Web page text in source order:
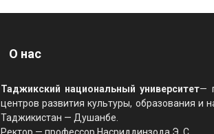
О нас
Таджикский национальный университет—
центров развития культуры, образования и
Таджикистан — Душанбе.
Ректор — профессор Насриддинзода Э. С.